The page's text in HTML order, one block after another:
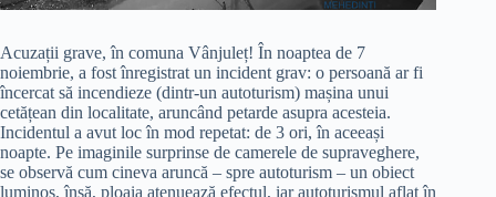
Acuzații grave, în comuna Vânjuleț! În noaptea de 7
noiembrie, a fost înregistrat un incident grav: o persoană ar fi
încercat să incendieze (dintr-un autoturism) mașina unui
cetățean din localitate, aruncând petarde asupra acesteia.
Incidentul a avut loc în mod repetat: de 3 ori, în aceeași
noapte. Pe imaginile surprinse de camerele de supraveghere,
se observă cum cineva aruncă – spre autoturism – un obiect
luminos, însă, ploaia atenuează efectul, iar autoturismul aflat în